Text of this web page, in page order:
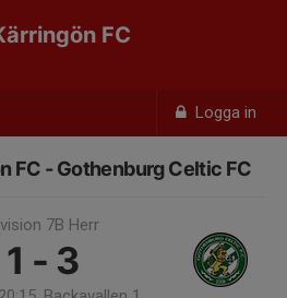
Logga in
FC
FC - Gothenburg Celtic FC
7B Herr
1 - 3